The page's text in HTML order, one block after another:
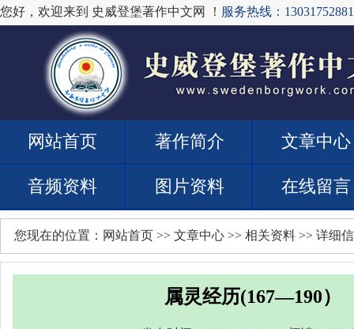
您好，欢迎来到 史威登堡著作中文网 ！ 服务热线：13031752881
网站首页 著作简介 文章中心
音频资料 图片资料 在线留言
您现在的位置： 网站首页 >> 文章中心 >> 相关资料 >> 详细
属灵经历(167—190）